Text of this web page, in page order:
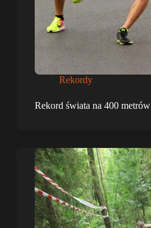
Rekordy
Rekord świata na 400 metrów